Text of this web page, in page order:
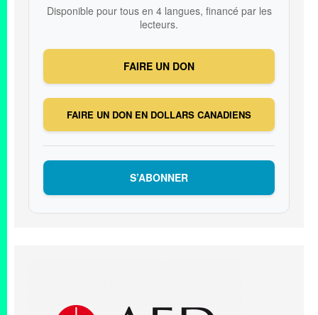
Disponible pour tous en 4 langues, financé par les
lecteurs.
FAIRE UN DON
FAIRE UN DON EN DOLLARS CANADIENS
S’ABONNER